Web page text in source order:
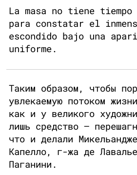
La masa no tiene
para constatar el
escondido bajo una
uniforme.
Таким образом, чтобы
увлекаемую потоком
как и у великого
лишь средство —
что и делали
Капелло, г-жа де
Паганини.